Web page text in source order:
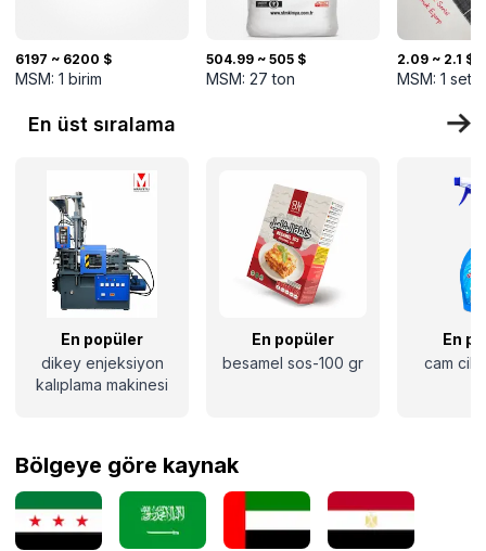
6197 ~ 6200 $
MSM: 1 birim
504.99 ~ 505 $
MSM: 27 ton
2.09 ~ 2.1 $
MSM: 1 set
En üst sıralama
En popüler
dikey enjeksiyon
kalıplama makinesi
En popüler
besamel sos-100 gr
En
cam
Bölgeye göre kaynak